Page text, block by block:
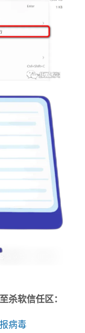
杀软信任区：
病毒